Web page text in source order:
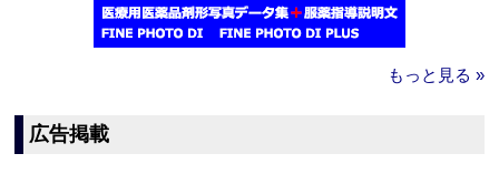
もっと見る »
広告掲載